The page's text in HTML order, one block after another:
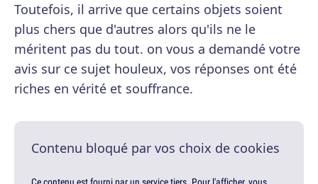
Toutefois, il arrive que certains objets soient
plus chers que d'autres alors qu'ils ne le
méritent pas du tout. on vous a demandé votre
avis sur ce sujet houleux, vos réponses ont été
riches en vérité et souffrance.
Contenu bloqué par vos choix de cookies